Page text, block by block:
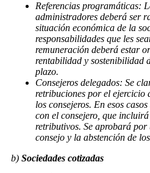
Referencias programáticas:
administradores deberá ser
situación económica de la
responsabilidades que les
remuneración deberá estar
rentabilidad y sostenibilidad
plazo.
Consejeros delegados: Se
retribuciones por el ejercicio
los consejeros. En esos
con el consejero, que
retributivos. Se aprobará
consejo y la abstención de
b) Sociedades cotizadas